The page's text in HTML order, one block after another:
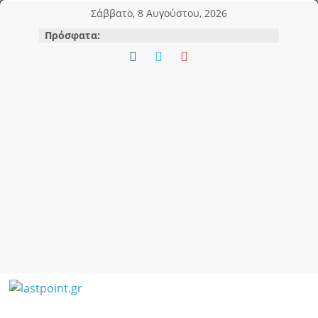
Μετάβαση
περιεχόμενο
Σάββατο, 8 Αυγούστου, 2026
Πρόσφατα: